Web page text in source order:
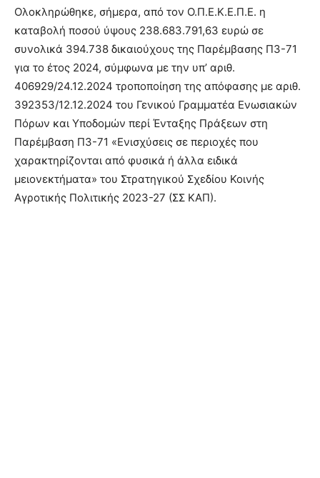
Ολοκληρώθηκε, σήμερα, από τον Ο.Π.Ε.Κ.Ε.Π.Ε. η
καταβολή ποσού ύψους 238.683.791,63 ευρώ σε
συνολικά 394.738 δικαιούχους της Παρέμβασης Π3-71
για το έτος 2024, σύμφωνα με την υπ’ αριθ.
406929/24.12.2024 τροποποίηση της απόφασης με αριθ.
392353/12.12.2024 του Γενικού Γραμματέα Ενωσιακών
Πόρων και Υποδομών περί Ένταξης Πράξεων στη
Παρέμβαση Π3-71 «Ενισχύσεις σε περιοχές που
χαρακτηρίζονται από φυσικά ή άλλα ειδικά
μειονεκτήματα» του Στρατηγικού Σχεδίου Κοινής
Αγροτικής Πολιτικής 2023-27 (ΣΣ ΚΑΠ).